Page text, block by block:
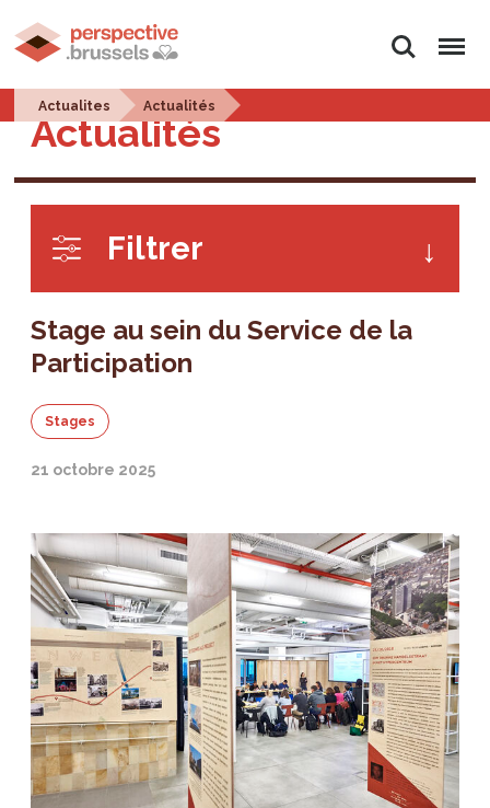
Rechercher
Menu
Actualites Actualités
Actualités
Filtrer
Stage au sein du Service de la
Participation
Stages
21 octobre 2025